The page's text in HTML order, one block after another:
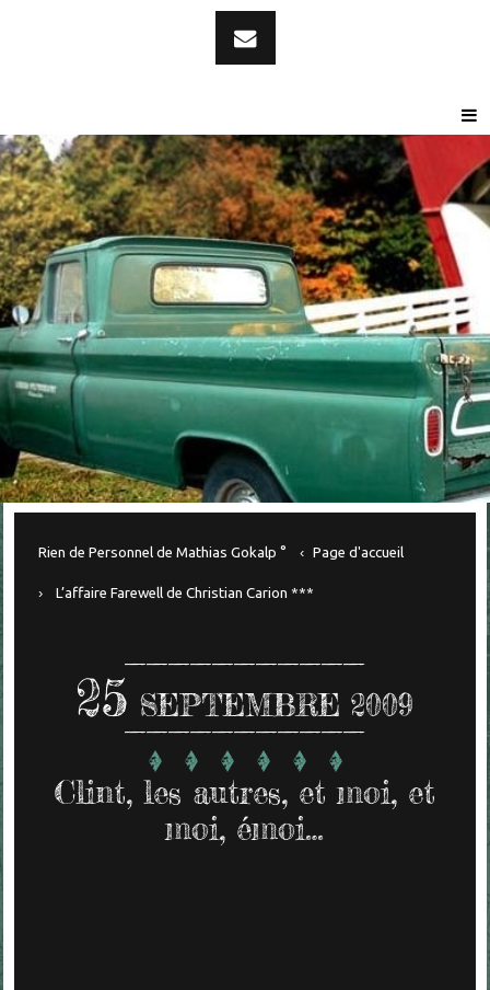
Rien de Personnel de Mathias Gokalp ° Page d'accueil
L’affaire Farewell de Christian Carion ***
25 SEPTEMBRE 2009
Clint, les autres, et moi, et
moi, émoi…